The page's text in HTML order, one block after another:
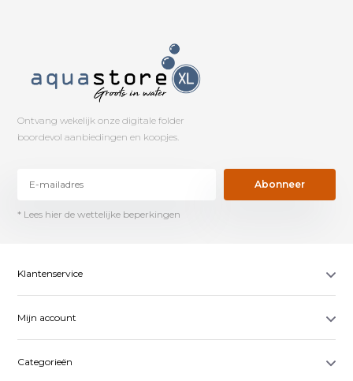
Ontvang wekelijk onze digitale folder
boordevol aanbiedingen en koopjes.
Abonneer
* Lees hier de wettelijke beperkingen
Klantenservice
Mijn account
Categorieën